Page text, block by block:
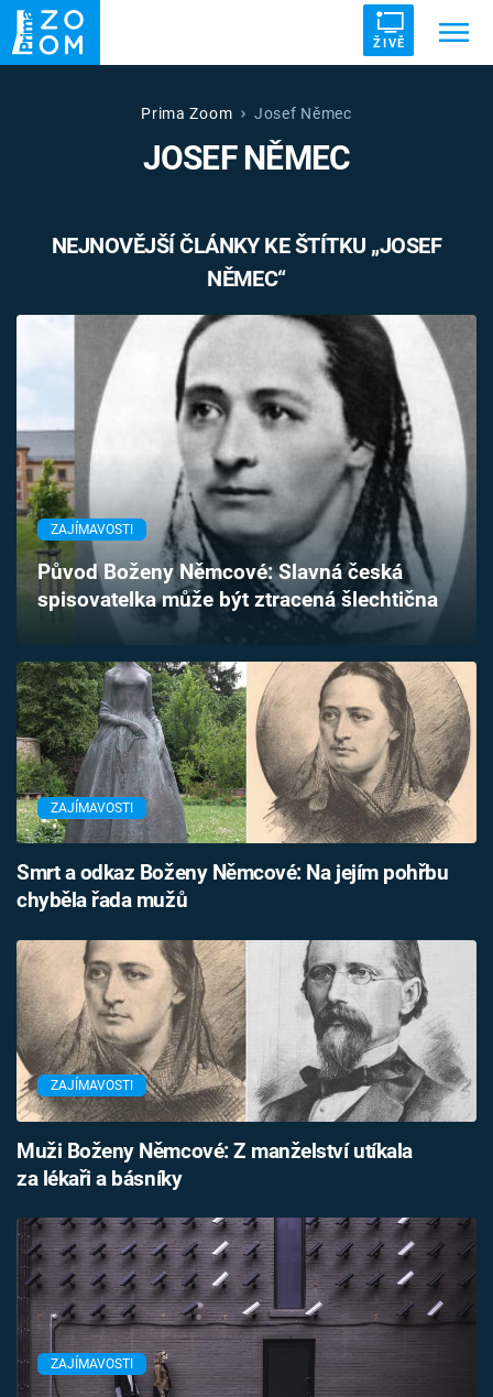
ŽIVĚ
UFO DRUHÁ SVĚTOVÁ VÁLKA
VETŘELCI DÁVNOVĚKU
Pořady
TV Program
Časopis
Sledujte prima+
Přihlášení
Sledujte nás
Prima Zoom Josef Němec
JOSEF NĚMEC
NEJNOVĚJŠÍ ČLÁNKY KE ŠTÍTKU „JOSEF
NĚMEC“
ZAJÍMAVOSTI
Původ Boženy Němcové: Slavná česká
spisovatelka může být ztracená šlechtična
ZAJÍMAVOSTI
Smrt a odkaz Boženy Němcové: Na jejím pohřbu
chyběla řada mužů
ZAJÍMAVOSTI
Muži Boženy Němcové: Z manželství utíkala
za lékaři a básníky
ZAJÍMAVOSTI